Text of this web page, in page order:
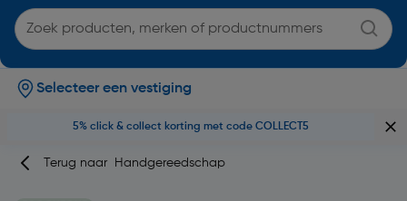
Selecteer een vestiging
5% click & collect korting met code COLLECT5
Terug naar Handgereedschap